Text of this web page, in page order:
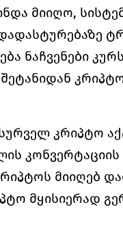
მიიღო,
ნაჩვენები
კრიპტო
კონვერტაციის
მიიღებ
მყისიერად